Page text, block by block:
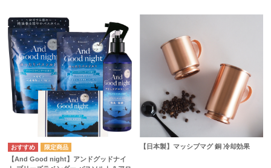
【And Good night】アンドグッドナイ
【日本製】マッシブマグ 銅 冷却効果